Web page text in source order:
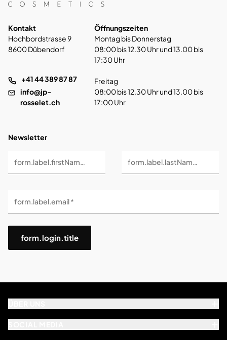
Kontakt
Hochbordstrasse 9
8600 Dübendorf
+41 44 389 87 87
info@jp-
rosselet.ch
Öffnungszeiten
Montag bis Donnerstag
08:00 bis 12.30 Uhr und 13.00 bis
17:30 Uhr
Freitag
08:00 bis 12.30 Uhr und 13.00 bis
17:00 Uhr
Newsletter
form.label.firstName * form.label.lastName *
form.label.email *
form.login.title